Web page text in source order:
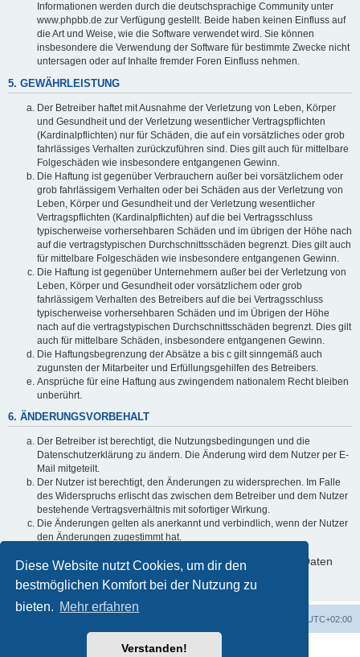
Diese Website nutzt Cookies, um dir den
bestmöglichen Komfort bei der Nutzung zu
bieten. Mehr erfahren
Verstanden!
Informationen werden durch die deutschsprachige Community unter
www.phpbb.de zur Verfügung gestellt. Beide haben keinen Einfluss auf
die Art und Weise, wie die Software verwendet wird. Sie können
insbesondere die Verwendung der Software für bestimmte Zwecke nicht
untersagen oder auf Inhalte fremder Foren Einfluss nehmen.
5. GEWÄHRLEISTUNG
Der Betreiber haftet mit Ausnahme der Verletzung von Leben, Körper
und Gesundheit und der Verletzung wesentlicher Vertragspflichten
(Kardinalpflichten) nur für Schäden, die auf ein vorsätzliches oder grob
fahrlässiges Verhalten zurückzuführen sind. Dies gilt auch für mittelbare
Folgeschäden wie insbesondere entgangenen Gewinn.
Die Haftung ist gegenüber Verbrauchern außer bei vorsätzlichem oder
grob fahrlässigem Verhalten oder bei Schäden aus der Verletzung von
Leben, Körper und Gesundheit und der Verletzung wesentlicher
Vertragspflichten (Kardinalpflichten) auf die bei Vertragsschluss
typischerweise vorhersehbaren Schäden und im übrigen der Höhe nach
auf die vertragstypischen Durchschnittsschäden begrenzt. Dies gilt auch
für mittelbare Folgeschäden wie insbesondere entgangenen Gewinn.
Die Haftung ist gegenüber Unternehmern außer bei der Verletzung von
Leben, Körper und Gesundheit oder vorsätzlichem oder grob
fahrlässigem Verhalten des Betreibers auf die bei Vertragsschluss
typischerweise vorhersehbaren Schäden und im Übrigen der Höhe
nach auf die vertragstypischen Durchschnittsschäden begrenzt. Dies gilt
auch für mittelbare Schäden, insbesondere entgangenen Gewinn.
Die Haftungsbegrenzung der Absätze a bis c gilt sinngemäß auch
zugunsten der Mitarbeiter und Erfüllungsgehilfen des Betreibers.
Ansprüche für eine Haftung aus zwingendem nationalem Recht bleiben
unberührt.
6. ÄNDERUNGSVORBEHALT
Der Betreiber ist berechtigt, die Nutzungsbedingungen und die
Datenschutzerklärung zu ändern. Die Änderung wird dem Nutzer per E-
Mail mitgeteilt.
Der Nutzer ist berechtigt, den Änderungen zu widersprechen. Im Falle
des Widerspruchs erlischt das zwischen dem Betreiber und dem Nutzer
bestehende Vertragsverhältnis mit sofortiger Wirkung.
Die Änderungen gelten als anerkannt und verbindlich, wenn der Nutzer
den Änderungen zugestimmt hat.
Informationen über den Umgang mit deinen persönlichen Daten
sind in der Datenschutzerklärung enthalten.
UTC+02:00
Powered byphpBB® Forum Software © phpBB Limited